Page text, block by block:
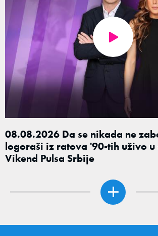
08.08.2026 Da se nikada ne
logoraši iz ratova '90-tih uživo u
Vikend Pulsa Srbije